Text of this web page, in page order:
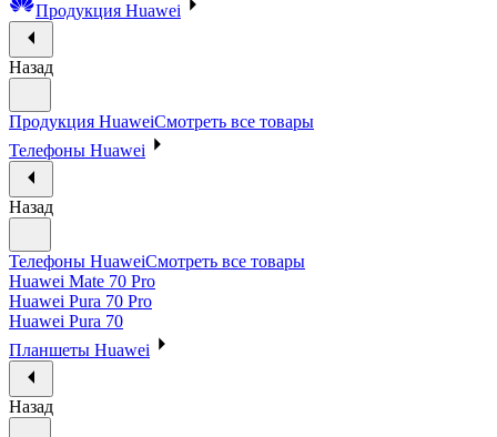
Продукция Huawei
Назад
Продукция HuaweiСмотреть все товары
Телефоны Huawei
Назад
Телефоны HuaweiСмотреть все товары
Huawei Mate 70 Pro
Huawei Pura 70 Pro
Huawei Pura 70
Планшеты Huawei
Назад